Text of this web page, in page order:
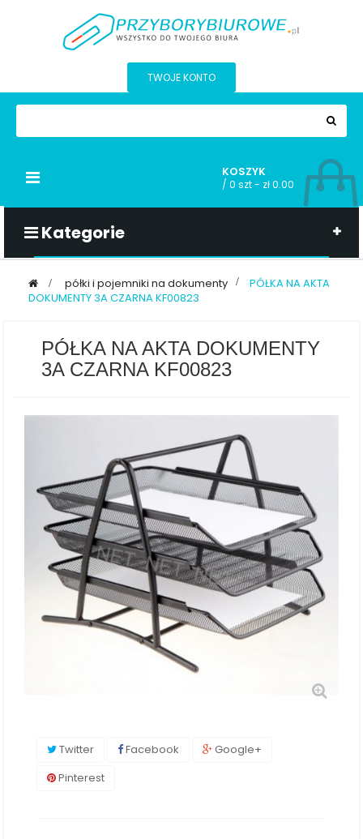
TWOJE KONTO
KOSZYK
/ 0 szt - zł 0.00
Kategorie
Przełącz
> półki i pojemniki na dokumenty >
PÓŁKA NA AKTA
DOKUMENTY 3A CZARNA KF00823
PÓŁKA NA AKTA DOKUMENTY
3A CZARNA KF00823
Twitter Facebook
Google+
Pinterest